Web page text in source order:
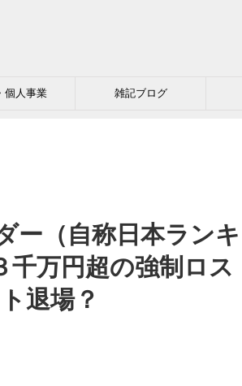
個人事業 雑記ブログ
ー（自称日本ランキ
千万円超の強制ロス
退場？